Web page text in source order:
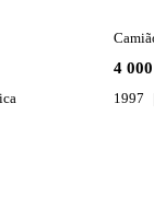
4
1997